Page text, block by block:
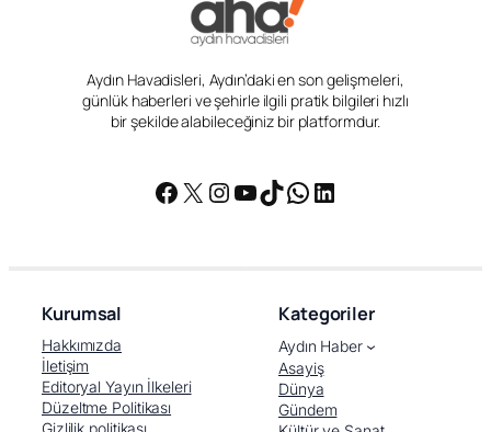
Aydın Havadisleri, Aydın’daki en son gelişmeleri,
günlük haberleri ve şehirle ilgili pratik bilgileri hızlı
bir şekilde alabileceğiniz bir platformdur.
Facebook
X Instagram
YouTube
TikTok
WhatsApp
LinkedIn
Kurumsal
Hakkımızda
İletişim
Editoryal Yayın İlkeleri
Düzeltme Politikası
Kategoriler
Aydın Haber
Asayiş
Dünya
Gündem